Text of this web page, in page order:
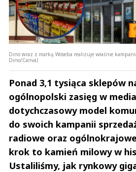
Dino wraz z marką Woseba realizuje właśnie
Dino/Canva)
Ponad 3,1 tysiąca sklepów
ogólnopolski zasięg w
dotychczasowy model
do swoich kampanii
radiowe oraz
krok to kamień milowy w
Ustaliliśmy, jak rynkowy